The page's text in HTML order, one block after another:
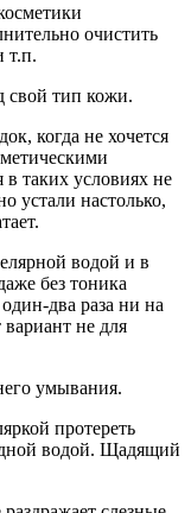
очистить
т.п.
свой тип кожи.
когда не хочется
таких условиях не
устали настолько,
водой и в
без тоника
два раза ни на
не для
умывания.
протереть
водой. Щадящий